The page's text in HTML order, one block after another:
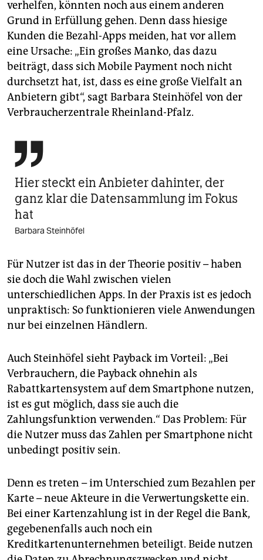
verhelfen, könnten noch aus einem anderen
Grund in Erfüllung gehen. Denn dass hiesige
Kunden die Bezahl-Apps meiden, hat vor allem
eine Ursache: „Ein großes Manko, das dazu
beiträgt, dass sich Mobile Payment noch nicht
durchsetzt hat, ist, dass es eine große Vielfalt an
Anbietern gibt“, sagt Barbara Steinhöfel von der
Verbraucherzentrale Rheinland-Pfalz.

Hier steckt ein ­Anbieter dahinter, der
ganz klar die Datensammlung im Fokus
hat
Barbara Steinhöfel
Für Nutzer ist das in der Theorie positiv – haben
sie doch die Wahl zwischen vielen
unterschiedlichen Apps. In der Praxis ist es jedoch
unpraktisch: So funktionieren viele Anwen­dungen
nur bei einzelnen Händlern.
Auch Steinhöfel sieht Payback im Vorteil: „Bei
Verbrauchern, die Payback ohnehin als
Rabattkartensystem auf dem Smartphone nutzen,
ist es gut möglich, dass sie auch die
Zahlungsfunktion verwenden.“ Das Problem: Für
die Nutzer muss das Zahlen per Smartphone nicht
unbedingt positiv sein.
Denn es treten – im Unterschied zum Bezahlen per
Karte – neue Akteure in die Verwertungskette ein.
Bei einer Kartenzahlung ist in der Regel die Bank,
gegebenenfalls auch noch ein
Kreditkartenunternehmen beteiligt. Beide nutzen